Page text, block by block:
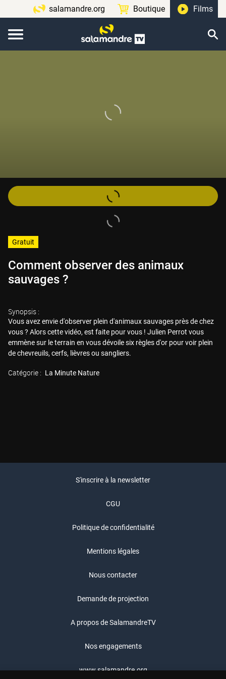
salamandre.org Boutique Films
Gratuit
Comment observer des animaux
sauvages ?
Synopsis :
Vous avez envie d'observer plein d'animaux sauvages près de chez
vous ? Alors cette vidéo, est faite pour vous ! Julien Perrot vous
emmène sur le terrain en vous dévoile six règles d'or pour voir plein
de chevreuils, cerfs, lièvres ou sangliers.
Catégorie : La Minute Nature
S'inscrire à la newsletter
CGU
Politique de confidentialité
Mentions légales
Nous contacter
Demande de projection
A propos de SalamandreTV
Nos engagements
www.salamandre.org